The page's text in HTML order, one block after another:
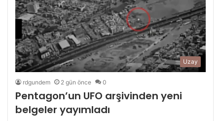
Uzay
rdgundem 2 gün önce 0
Pentagon’un UFO arşivinden yeni
belgeler yayımladı